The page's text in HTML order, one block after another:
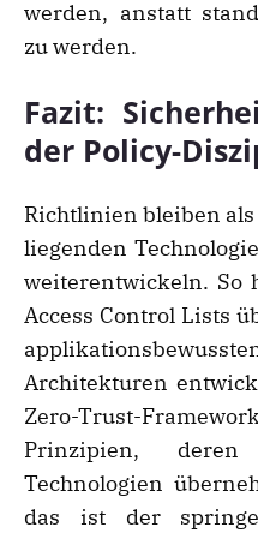
werden, anstatt
zu werden.
Fazit:
der Policy-
Richtlinien bleiben
liegenden
weiterentwickeln. So
Access Control Lists
Architekturen
Zero-Trust-
Prinzipien, deren
Technologien
das ist der